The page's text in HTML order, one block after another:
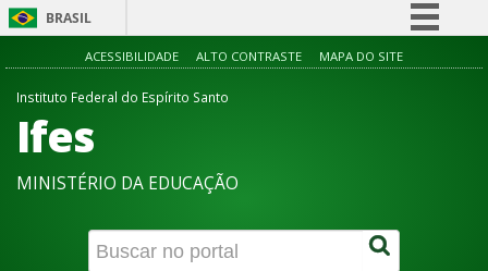
BRASIL
Simplifique!
Canais
ACESSIBILIDADE ALTO CONTRASTE MAPA DO SITE
Instituto Federal do Espírito Santo
Ifes
MINISTÉRIO DA EDUCAÇÃO